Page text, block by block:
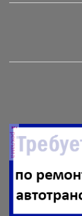
реклама